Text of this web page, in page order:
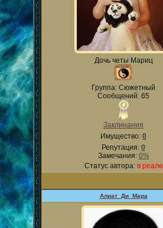
Дочь четы Мариц
Группа: Сюжетный
Сообщений: 65
Заклинания
Имущество: 0
Репутация: 0
Замечания: 0%
Статус автора: в реале
Алиат_Ди_Мара